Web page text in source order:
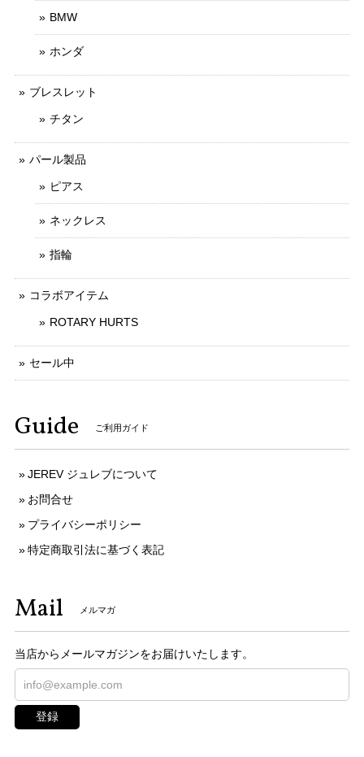
BMW
ホンダ
ブレスレット
チタン
パール製品
ピアス
ネックレス
指輪
コラボアイテム
ROTARY HURTS
セール中
Guide ご利用ガイド
JEREV ジュレブについて
お問合せ
プライバシーポリシー
特定商取引法に基づく表記
Mail メルマガ
当店からメールマガジンをお届けいたします。
登録